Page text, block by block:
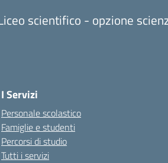
scientifico - opzione
I Servizi
Personale scolastico
Famiglie e studenti
Percorsi di studio
Tutti i servizi